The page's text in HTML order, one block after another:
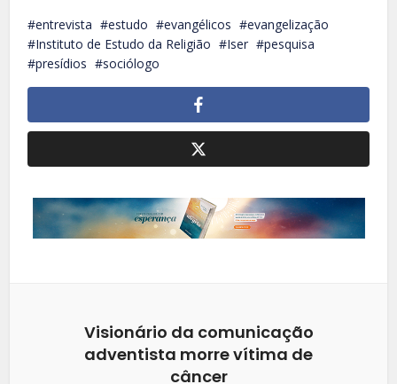
entrevista estudo evangélicos
evangelização
Instituto de Estudo da Religião
Iser
pesquisa
presídios
sociólogo
Visionário da comunicação
adventista morre vítima de
câncer